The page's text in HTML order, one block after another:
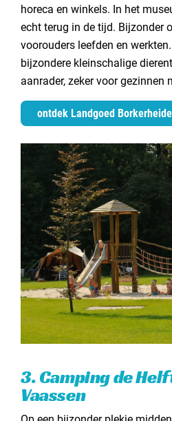
horeca en winkels. In het
echt terug in de tijd. Bijzonder
voorouders leefden en
bijzondere kleinschalige
aanrader, zeker voor gezinnen
ontdek Landgoed Borkerheide
3. Camping de
Vaassen